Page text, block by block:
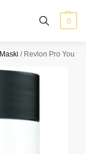
0
Maski / Revlon Pro You